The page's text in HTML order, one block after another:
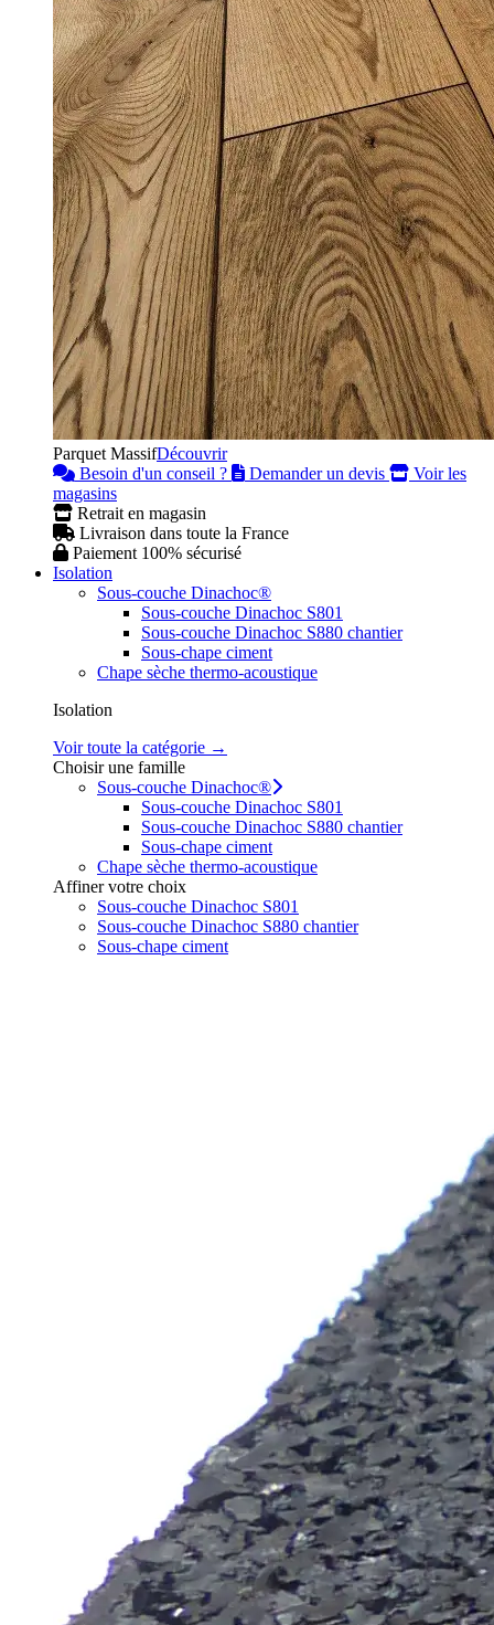
Parquet MassifDécouvrir
Besoin d'un conseil ?
Demander un devis
Voir les
magasins
Retrait en magasin
Livraison dans toute la France
Paiement 100% sécurisé
Isolation
Sous-couche Dinachoc®
Sous-couche Dinachoc S801
Sous-couche Dinachoc S880 chantier
Sous-chape ciment
Chape sèche thermo-acoustique
Isolation
Voir toute la catégorie →
Choisir une famille
Sous-couche Dinachoc®
Sous-couche Dinachoc S801
Sous-couche Dinachoc S880 chantier
Sous-chape ciment
Chape sèche thermo-acoustique
Affiner votre choix
Sous-couche Dinachoc S801
Sous-couche Dinachoc S880 chantier
Sous-chape ciment